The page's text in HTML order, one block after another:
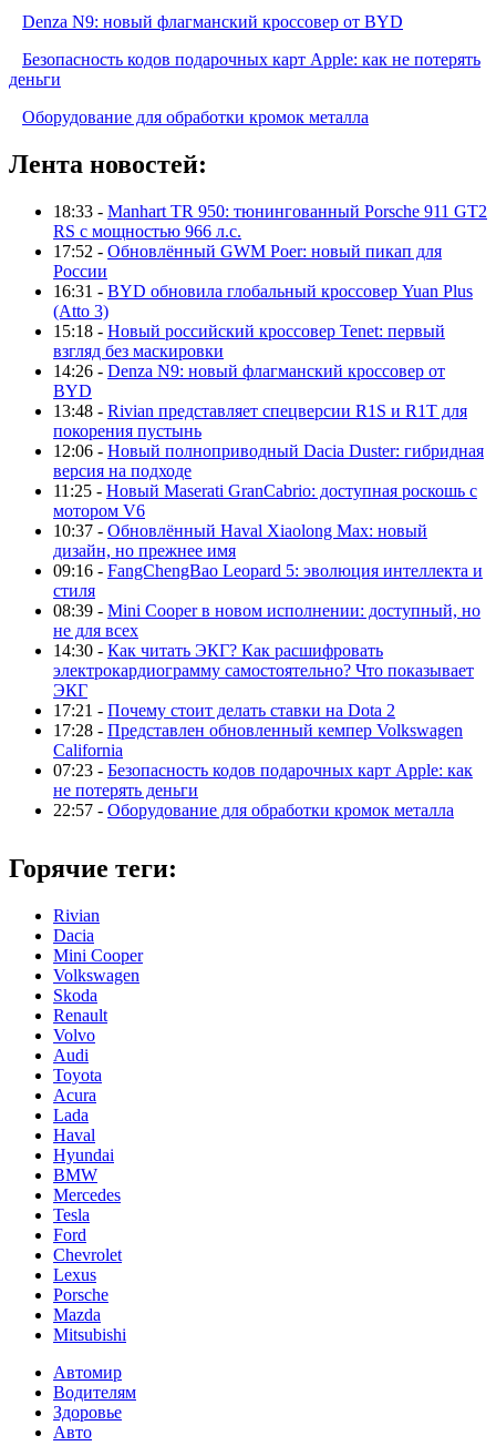
Denza N9: новый флагманский кроссовер от BYD
Безопасность кодов подарочных карт Apple: как не потерять
деньги
Оборудование для обработки кромок металла
Лента новостей:
18:33 - Manhart TR 950: тюнингованный Porsche 911 GT2
RS с мощностью 966 л.с.
17:52 - Обновлённый GWM Poer: новый пикап для
России
16:31 - BYD обновила глобальный кроссовер Yuan Plus
(Atto 3)
15:18 - Новый российский кроссовер Tenet: первый
взгляд без маскировки
14:26 - Denza N9: новый флагманский кроссовер от
BYD
13:48 - Rivian представляет спецверсии R1S и R1T для
покорения пустынь
12:06 - Новый полноприводный Dacia Duster: гибридная
версия на подходе
11:25 - Новый Maserati GranCabrio: доступная роскошь с
мотором V6
10:37 - Обновлённый Haval Xiaolong Max: новый
дизайн, но прежнее имя
09:16 - FangChengBao Leopard 5: эволюция интеллекта и
стиля
08:39 - Mini Cooper в новом исполнении: доступный, но
не для всех
14:30 - Как читать ЭКГ? Как расшифровать
электрокардиограмму самостоятельно? Что показывает
ЭКГ
17:21 - Почему стоит делать ставки на Dota 2
17:28 - Представлен обновленный кемпер Volkswagen
California
07:23 - Безопасность кодов подарочных карт Apple: как
не потерять деньги
22:57 - Оборудование для обработки кромок металла
Горячие теги:
Rivian
Dacia
Mini Cooper
Volkswagen
Skoda
Renault
Volvo
Audi
Toyota
Acura
Lada
Haval
Hyundai
BMW
Mercedes
Tesla
Ford
Chevrolet
Lexus
Porsche
Mazda
Mitsubishi
Автомир
Водителям
Здоровье
Авто